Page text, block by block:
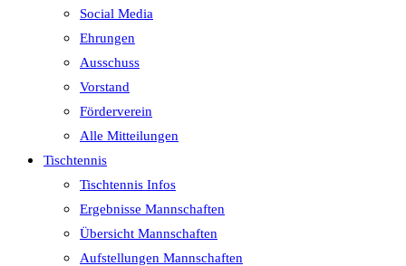
Social Media
Ehrungen
Ausschuss
Vorstand
Förderverein
Alle Mitteilungen
Tischtennis
Tischtennis Infos
Ergebnisse Mannschaften
Übersicht Mannschaften
Aufstellungen Mannschaften